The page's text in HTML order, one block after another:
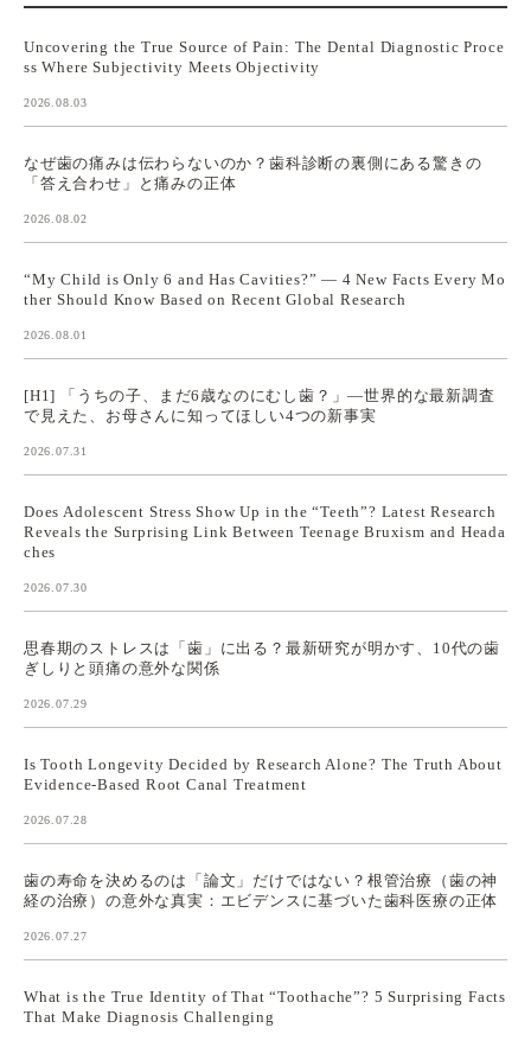
Uncovering the True Source of Pain: The Dental Diagnostic Proce
ss Where Subjectivity Meets Objectivity
2026.08.03
なぜ歯の痛みは伝わらないのか？歯科診断の裏側にある驚きの
「答え合わせ」と痛みの正体
2026.08.02
“My Child is Only 6 and Has Cavities?” — 4 New Facts Every Mo
ther Should Know Based on Recent Global Research
2026.08.01
[H1] 「うちの子、まだ6歳なのにむし歯？」—世界的な最新調査
で見えた、お母さんに知ってほしい4つの新事実
2026.07.31
Does Adolescent Stress Show Up in the “Teeth”? Latest Research
Reveals the Surprising Link Between Teenage Bruxism and Heada
ches
2026.07.30
思春期のストレスは「歯」に出る？最新研究が明かす、10代の歯
ぎしりと頭痛の意外な関係
2026.07.29
Is Tooth Longevity Decided by Research Alone? The Truth About
Evidence-Based Root Canal Treatment
2026.07.28
歯の寿命を決めるのは「論文」だけではない？根管治療（歯の神
経の治療）の意外な真実：エビデンスに基づいた歯科医療の正体
2026.07.27
What is the True Identity of That “Toothache”? 5 Surprising Facts
That Make Diagnosis Challenging